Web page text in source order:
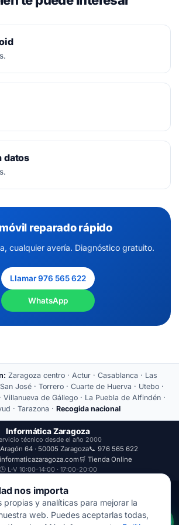
datos
reparado rápido
cualquier avería. Diagnóstico gratuito.
Llamar 976 565 622
WhatsApp
Zaragoza centro · Actur · Casablanca · Las
José · Torrero · Cuarte de Huerva · Utebo ·
Villanueva de Gállego · La Puebla de Alfindén ·
· Tarazona · Recogida nacional
Informática Zaragoza
técnico desde el año 2000
64 · 50005 Zaragoza📞 976 565 622
🛒 Tienda Online
🕒 L-V 10:00-14:00 · 17:00-20:00
de Privacidad
Informática S.L. · Tienda Informática Zaragoza
de Ordenadores, Portátiles y Móviles.
nos importa
propias y analíticas para mejorar la
web. Puedes aceptarlas todas,